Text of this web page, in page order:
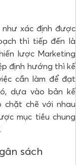
xác định được
thì tiếp đến là
lược Marketing
định hướng thì kế
cần làm để đạt
dựa vào bản kế
chặt chẽ với nhau
mục tiêu chung
sách